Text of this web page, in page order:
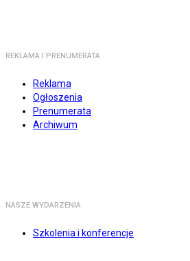
REKLAMA I PRENUMERATA
Reklama
Ogłoszenia
Prenumerata
Archiwum
NASZE WYDARZENIA
Szkolenia i konferencje